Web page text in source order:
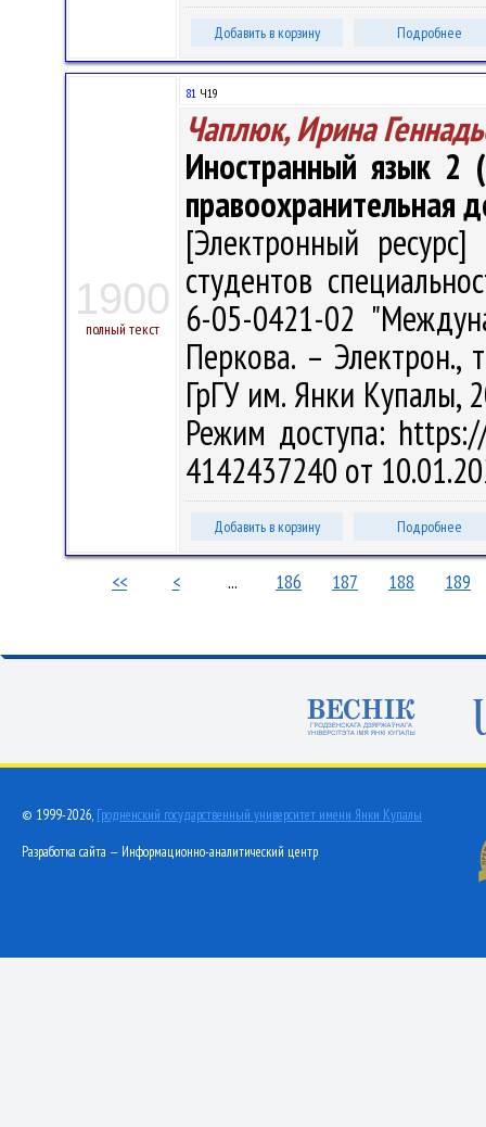
Добавить в корзину Подробнее
1900
полный текст
81 Ч19
Чаплюк, Ирина
Иностранный язык 2
правоохранительная
[Электронный
студентов
6-05-0421-02
Перкова. – Электрон.,
ГрГУ им. Янки Купалы,
Режим доступа:
4142437240 от
Добавить в корзину Подробнее
<< < ... 186 187 188 189
© 1999-2026, Гродненский государственный университет имени Янки Купалы
Разработка сайта — Информационно-аналитический центр